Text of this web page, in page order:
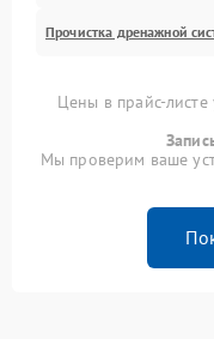
Прочистка дренажной
Цены в прайс-
Мы проверим ваше